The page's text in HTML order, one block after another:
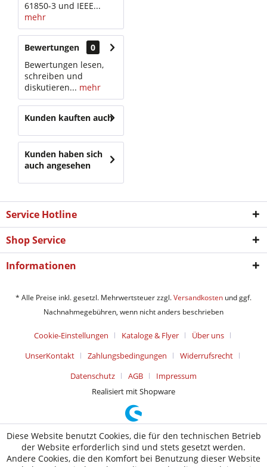
61850-3 und IEEE...
mehr
Bewertungen
0
Bewertungen lesen,
schreiben und
diskutieren... mehr
Kunden kauften auch
Kunden haben sich
auch angesehen
Service Hotline
Shop Service
Informationen
* Alle Preise inkl. gesetzl. Mehrwertsteuer zzgl.Versandkosten und ggf.
Nachnahmegebühren, wenn nicht anders beschrieben
Cookie-Einstellungen Kataloge & Flyer
Über uns
UnserKontakt
Zahlungsbedingungen
Widerrufsrecht
Datenschutz
AGB
Impressum
Realisiert mit Shopware
Diese Website benutzt Cookies, die für den technischen Betrieb
der Website erforderlich sind und stets gesetzt werden.
Andere Cookies, die den Komfort bei Benutzung dieser Website